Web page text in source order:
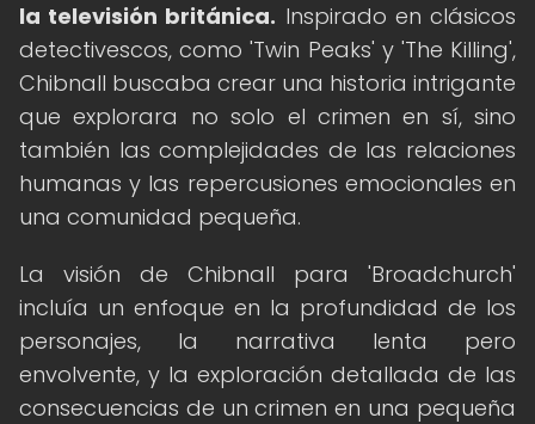
la televisión británica. Inspirado en clásicos
detectivescos, como 'Twin Peaks' y 'The Killing',
Chibnall buscaba crear una historia intrigante
que explorara no solo el crimen en sí, sino
también las complejidades de las relaciones
humanas y las repercusiones emocionales en
una comunidad pequeña.
La visión de Chibnall para 'Broadchurch'
incluía un enfoque en la profundidad de los
personajes, la narrativa lenta pero
envolvente, y la exploración detallada de las
consecuencias de un crimen en una pequeña